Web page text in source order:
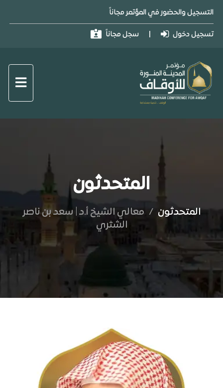
التسجيل والحضور في المؤتمر مجاناً
تسجيل دخول سجل مجاناً
المتحدثون
المتحدثون / معالي الشيخ أ.د | سعد بن ناصر
الشثري